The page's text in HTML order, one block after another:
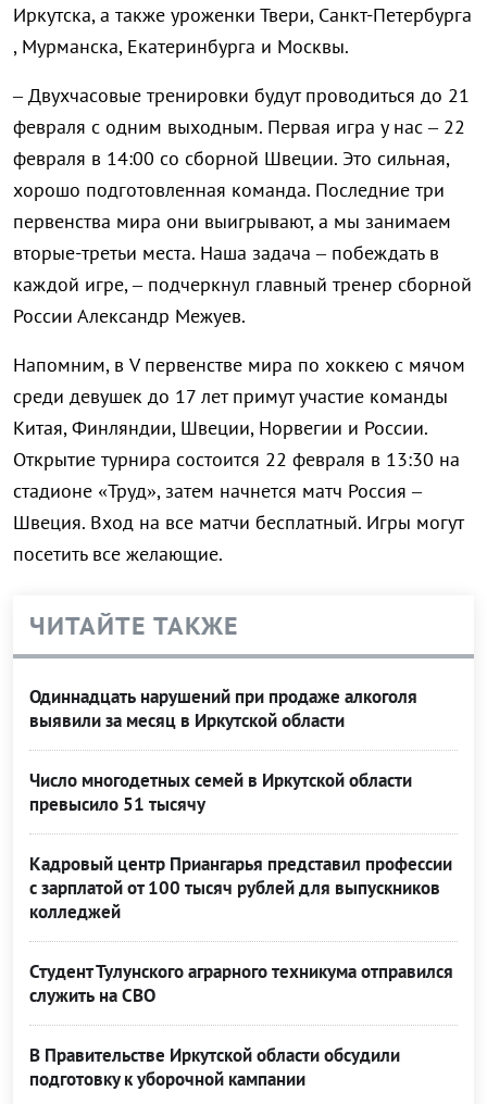
Иркутска, а также уроженки Твери, Санкт-Петербурга
, Мурманска, Екатеринбурга и Москвы.
– Двухчасовые тренировки будут проводиться до 21
февраля с одним выходным. Первая игра у нас – 22
февраля в 14:00 со сборной Швеции. Это сильная,
хорошо подготовленная команда. Последние три
первенства мира они выигрывают, а мы занимаем
вторые-третьи места. Наша задача – побеждать в
каждой игре, – подчеркнул главный тренер сборной
России Александр Межуев.
Напомним, в V первенстве мира по хоккею с мячом
среди девушек до 17 лет примут участие команды
Китая, Финляндии, Швеции, Норвегии и России.
Открытие турнира состоится 22 февраля в 13:30 на
стадионе «Труд», затем начнется матч Россия –
Швеция. Вход на все матчи бесплатный. Игры могут
посетить все желающие.
ЧИТАЙТЕ ТАКЖЕ
Одиннадцать нарушений при продаже алкоголя
выявили за месяц в Иркутской области
Число многодетных семей в Иркутской области
превысило 51 тысячу
Кадровый центр Приангарья представил профессии
с зарплатой от 100 тысяч рублей для выпускников
колледжей
Студент Тулунского аграрного техникума отправился
служить на СВО
В Правительстве Иркутской области обсудили
подготовку к уборочной кампании